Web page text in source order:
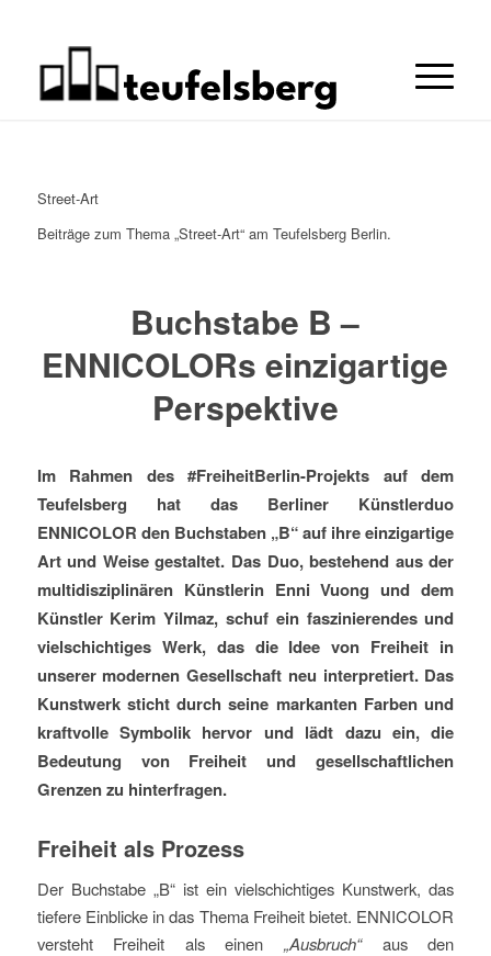
Street-Art
Beiträge zum Thema „Street-Art“ am Teufelsberg Berlin.
Buchstabe B –
ENNICOLORs einzigartige
Perspektive
Im Rahmen des #FreiheitBerlin-Projekts auf dem
Teufelsberg hat das Berliner Künstlerduo
ENNICOLOR den Buchstaben „B“ auf ihre einzigartige
Art und Weise gestaltet. Das Duo, bestehend aus der
multidisziplinären Künstlerin Enni Vuong und dem
Künstler Kerim Yilmaz, schuf ein faszinierendes und
vielschichtiges Werk, das die Idee von Freiheit in
unserer modernen Gesellschaft neu interpretiert. Das
Kunstwerk sticht durch seine markanten Farben und
kraftvolle Symbolik hervor und lädt dazu ein, die
Bedeutung von Freiheit und gesellschaftlichen
Grenzen zu hinterfragen.
Freiheit als Prozess
Der Buchstabe „B“ ist ein vielschichtiges Kunstwerk, das
tiefere Einblicke in das Thema Freiheit bietet. ENNICOLOR
versteht Freiheit als einen„Ausbruch“aus den